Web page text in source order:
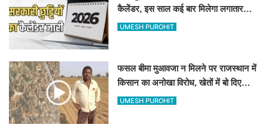
कैलेंडर, इस साल कई बार मिलेगा लगातार
अवकाश, देखें
UMESH PUROHIT
फसल बीमा मुआवजा न मिलने पर राजस्थान में
किसान का अनोखा विरोध, खेतों में बो दिए
500-500 रुपए के नोट, वीडियो वायरल
UMESH PUROHIT